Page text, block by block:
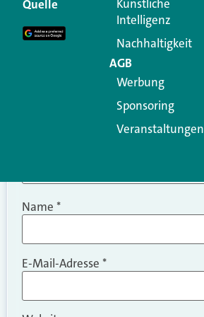
Kommentar
Name *
E-Mail-Adresse *
Quelle
Künstliche
Intelligenz
Nachhaltigkeit
AGB
Werbung
Sponsoring
Veranstaltungen